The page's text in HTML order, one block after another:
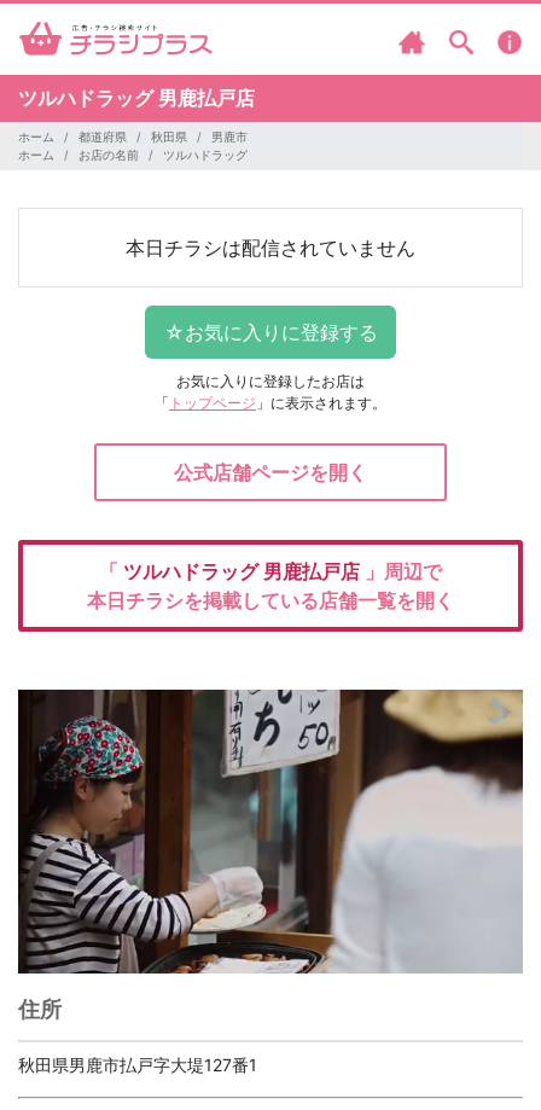
ツルハドラッグ 男鹿払戸店
ホーム 都道府県 秋田県
男鹿市
ホーム
お店の名前 ツルハドラッグ
本日チラシは配信されていません
お気に入りに登録したお店は
「 トップページ 」に表示されます。
公式店舗ページを開く
「 ツルハドラッグ 男鹿払戸店 」周辺で
本日チラシを掲載している店舗一覧を開く
住所
秋田県男鹿市払戸字大堤127番1